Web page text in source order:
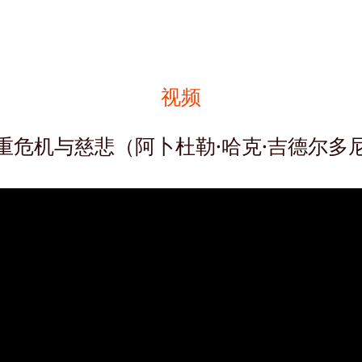
视频
危机与慈悲（阿卜杜勒·哈克·吉德尔多